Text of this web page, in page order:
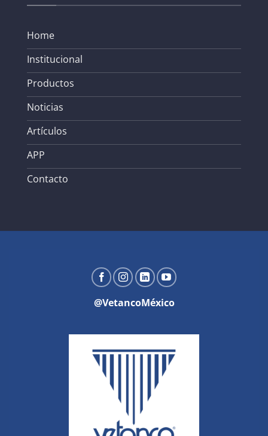
Home
Institucional
Productos
Noticias
Artículos
APP
Contacto
@VetancoMéxico